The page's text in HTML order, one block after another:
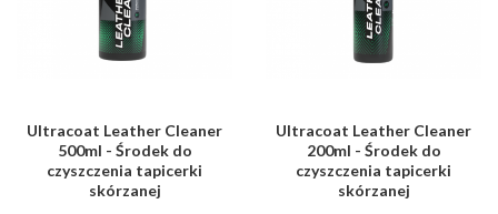
Ultracoat Leather Cleaner
500ml - Środek do
czyszczenia tapicerki
skórzanej
Ultracoat Leather Cleaner
200ml - Środek do
czyszczenia tapicerki
skórzanej